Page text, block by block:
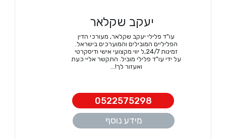
יעקב שקלאר
עו"ד פלילי יעקב שקלאר, מעורכי הדין
הפליליים המובילים והמוערכים בישראל.
זמינות 24/7,ל יווי מקצועי אישי ודיסקרטי
על ידי עו"ד פלילי מוביל. התקשר אליי כעת
ואעזור לך!...
0522575298
מידע נוסף